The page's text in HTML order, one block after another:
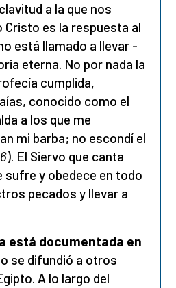
a la que nos
es la respuesta al
está llamado a llevar -
eterna. No por nada la
cumplida,
conocido como el
a los que me
mi barba; no escondí el
). El Siervo que canta
sufre y obedece en todo
pecados y llevar a
está documentada en
se difundió a otros
A lo largo del